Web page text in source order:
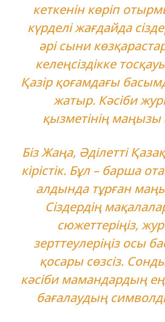
кеткенін көріп
күрделі жағдайда
әрі сыни
келеңсіздікке
Қазір қоғамдағы
жатыр. Кәсіби
қызметінің маңызы
Біз Жаңа, Әділетті
кірістік. Бұл – барша
алдында тұрған
Сіздердің
сюжеттеріңіз,
зерттеулеріңіз осы
қосары сөзсіз.
кәсіби мамандардың
бағалаудың